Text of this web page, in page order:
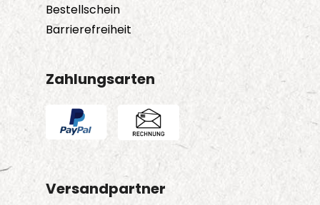
Bestellschein
Barrierefreiheit
Zahlungsarten
Versandpartner